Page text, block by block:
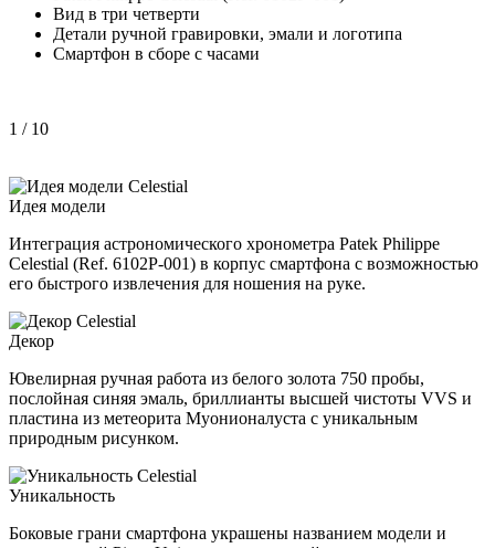
Вид в три четверти
Детали ручной гравировки, эмали и логотипа
Смартфон в сборе с часами
1 / 10
Идея модели
Интеграция астрономического хронометра Patek Philippe
Celestial (Ref. 6102P-001) в корпус смартфона с возможностью
его быстрого извлечения для ношения на руке.
Декор
Ювелирная ручная работа из белого золота 750 пробы,
послойная синяя эмаль, бриллианты высшей чистоты VVS и
пластина из метеорита Муонионалуста с уникальным
природным рисунком.
Уникальность
Боковые грани смартфона украшены названием модели и